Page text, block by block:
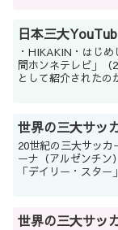
日本三大
・HIKAKIN・はじ
間ホンネテレビ」（
として紹介されたの
世界の三大サッ
20世紀の三大サッカー選手
ーナ（アルゼンチン） ・ヨハン・クライフ（オランダ） 英メディ
「デイリー・スタ
世界の三大サッ